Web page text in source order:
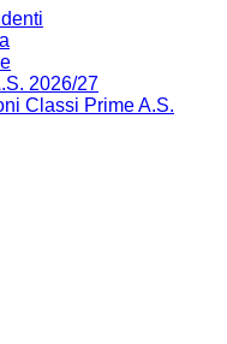
2026/27
Classi Prime A.S.